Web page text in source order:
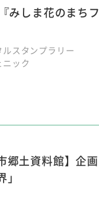
しま花のまちフ
ルスタンプラリー
ック
土資料館】企画